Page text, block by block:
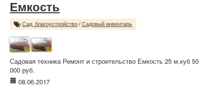
Емкость
Сад, благоустройство / Садовый инвентарь
Садовая техника Ремонт и строительство Емкость 25 м.куб 50
000 руб.
08.06.2017